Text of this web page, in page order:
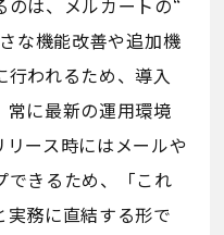
は、メルカートの“
な機能改善や追加機
われるため、導入
に最新の運用環境
ース時にはメールや
できるため、「これ
務に直結する形で